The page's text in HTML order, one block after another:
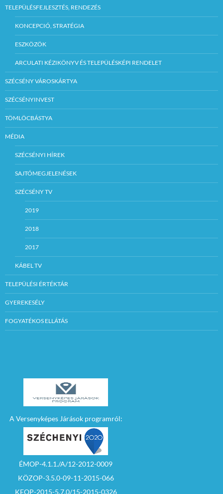
TELEPÜLÉSFEJLESZTÉS, RENDEZÉS
KONCEPCIÓ, STRATÉGIA
ESZKÖZÖK
ARCULATI KÉZIKÖNYV ÉS TELEPÜLÉSKÉPI RENDELET
SZÉCSÉNY VÁROSKÁRTYA
SZÉCSÉNYINVEST
TÖMLÖCBÁSTYA
MÉDIA
SZÉCSÉNYI HÍREK
SAJTÓMEGJELENÉSEK
SZÉCSÉNY TV
2019
2018
2017
KÁBEL TV
TELEPÜLÉSI ÉRTÉKTÁR
GYEREKESÉLY
FOGYATÉKOS ELLÁTÁS
A Versenyképes Járások programról:
ÉMOP-4.1.1./A/12-2012-0009
KÖZOP-3.5.0-09-11-2015-066
KEOP-2015-5.7.0/15-2015-0326